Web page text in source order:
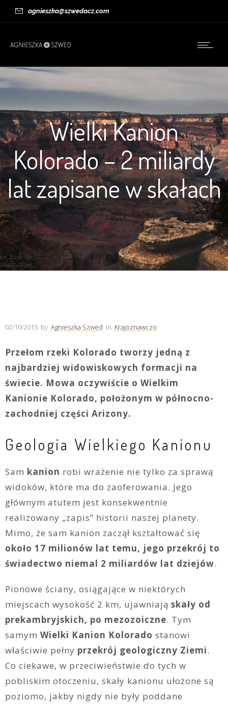
agnieszka@szwedacz.com
Wielki Kanion
Kolorado – 2 miliardy
lat zapisane w skałach
02/10/2015 by Agnieszka Szwed in Krajoznawczo
Przełom rzeki Kolorado tworzy jedną z
najbardziej widowiskowych formacji na
świecie. Mowa oczywiście o Wielkim
Kanionie Kolorado, położonym w północno-
zachodniej części Arizony.
Geologia Wielkiego Kanionu
Sam kanion robi wrażenie nie tylko za sprawą
widoków, które ma do zaoferowania. Jego
głównym atutem jest konsekwentnie
realizowany „zapis” historii naszej planety.
Mimo, że sam kanion zaczął kształtować się
około 17 milionów lat temu, jego przekrój to
świadectwo niemal 2 miliardów lat dziejów.
Pionowe ściany, osiągające w niektórych
miejscach wysokość 2 km, ujawniają skały od
prekambryjskich, po mezozoiczne. Tym
samym Wielki Kanion Kolorado stanowi
właściwie pełny przekrój geologiczny Ziemi.
Co ciekawe, w przeciwieństwie do tych w
pobliskim otoczeniu, skały kanionu ułożone są
poziomo, jakby nigdy nie były poddane